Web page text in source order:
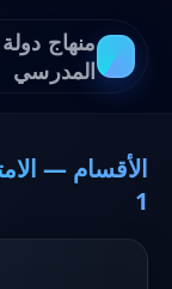
منهاج
المدرسي
الأقسام —
1